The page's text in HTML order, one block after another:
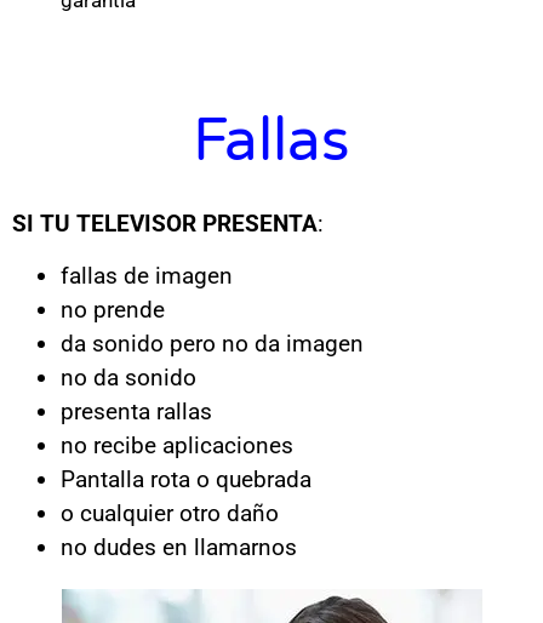
Fallas
SI TU TELEVISOR PRESENTA:
fallas de imagen
no prende
da sonido pero no da imagen
no da sonido
presenta rallas
no recibe aplicaciones
Pantalla rota o quebrada
o cualquier otro daño
no dudes en llamarnos